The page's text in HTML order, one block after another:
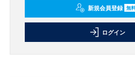
新規会員登録 無
ログイン